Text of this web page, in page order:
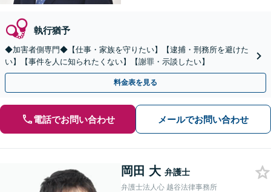
執行猶予
◆加害者側専門◆【仕事・家族を守りたい】【逮捕・刑務所を避けた
い】【事件を人に知られたくない】【謝罪・示談したい】
料金表を見る
電話でお問い合わせ メールでお問い合わせ
岡田 大 弁護士
弁護士法人心 越谷法律事務所